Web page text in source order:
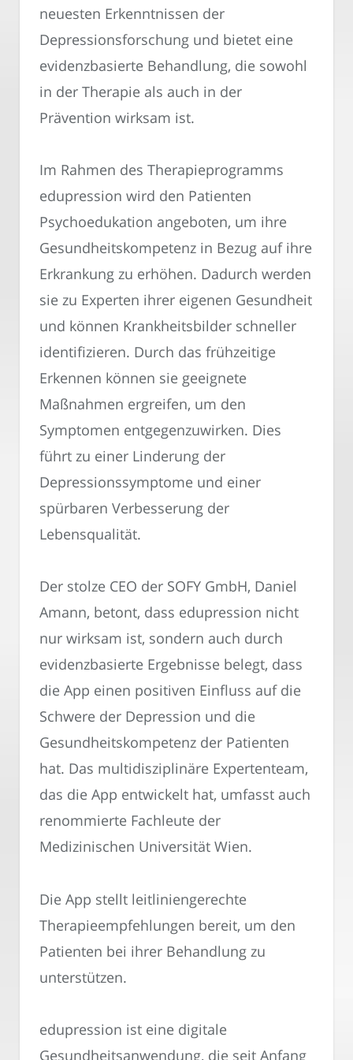
neuesten Erkenntnissen der
Depressionsforschung und bietet eine
evidenzbasierte Behandlung, die sowohl
in der Therapie als auch in der
Prävention wirksam ist.
Im Rahmen des Therapieprogramms
edupression wird den Patienten
Psychoedukation angeboten, um ihre
Gesundheitskompetenz in Bezug auf ihre
Erkrankung zu erhöhen. Dadurch werden
sie zu Experten ihrer eigenen Gesundheit
und können Krankheitsbilder schneller
identifizieren. Durch das frühzeitige
Erkennen können sie geeignete
Maßnahmen ergreifen, um den
Symptomen entgegenzuwirken. Dies
führt zu einer Linderung der
Depressionssymptome und einer
spürbaren Verbesserung der
Lebensqualität.
Der stolze CEO der SOFY GmbH, Daniel
Amann, betont, dass edupression nicht
nur wirksam ist, sondern auch durch
evidenzbasierte Ergebnisse belegt, dass
die App einen positiven Einfluss auf die
Schwere der Depression und die
Gesundheitskompetenz der Patienten
hat. Das multidisziplinäre Expertenteam,
das die App entwickelt hat, umfasst auch
renommierte Fachleute der
Medizinischen Universität Wien.
Die App stellt leitliniengerechte
Therapieempfehlungen bereit, um den
Patienten bei ihrer Behandlung zu
unterstützen.
edupression ist eine digitale
Gesundheitsanwendung, die seit Anfang